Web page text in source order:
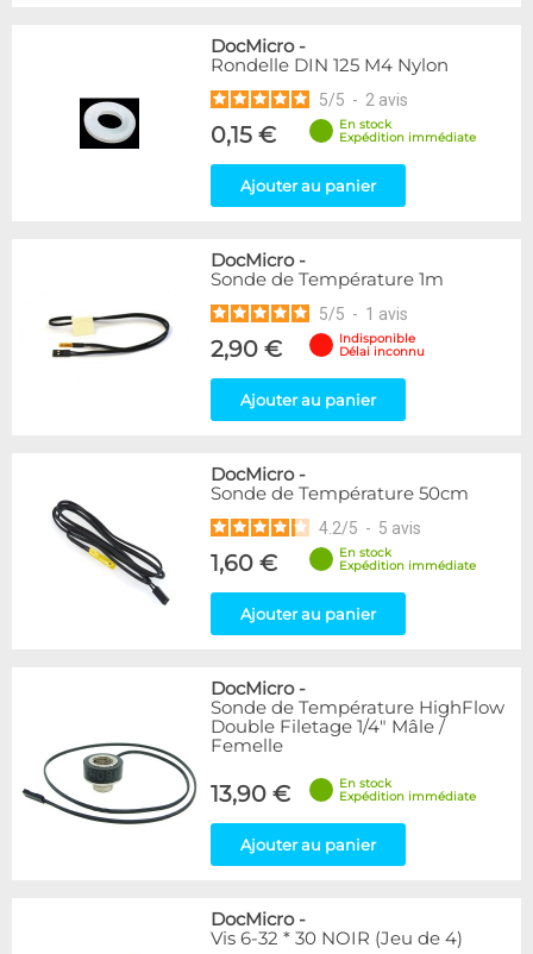
DocMicro-
Rondelle DIN 125 M4 Nylon
5/5 - 2 avis
0,15 €
En stock
Expédition immédiate
Ajouter au panier
DocMicro-
Sonde de Température 1m
5/5 - 1 avis
2,90 €
Indisponible
Délai inconnu
Ajouter au panier
DocMicro-
Sonde de Température 50cm
4.2/5 - 5 avis
1,60 €
En stock
Expédition immédiate
Ajouter au panier
DocMicro-
Sonde de Température HighFlow
Double Filetage 1/4" Mâle /
Femelle
13,90 €
En stock
Expédition immédiate
Ajouter au panier
DocMicro-
Vis 6-32 * 30 NOIR (Jeu de 4)